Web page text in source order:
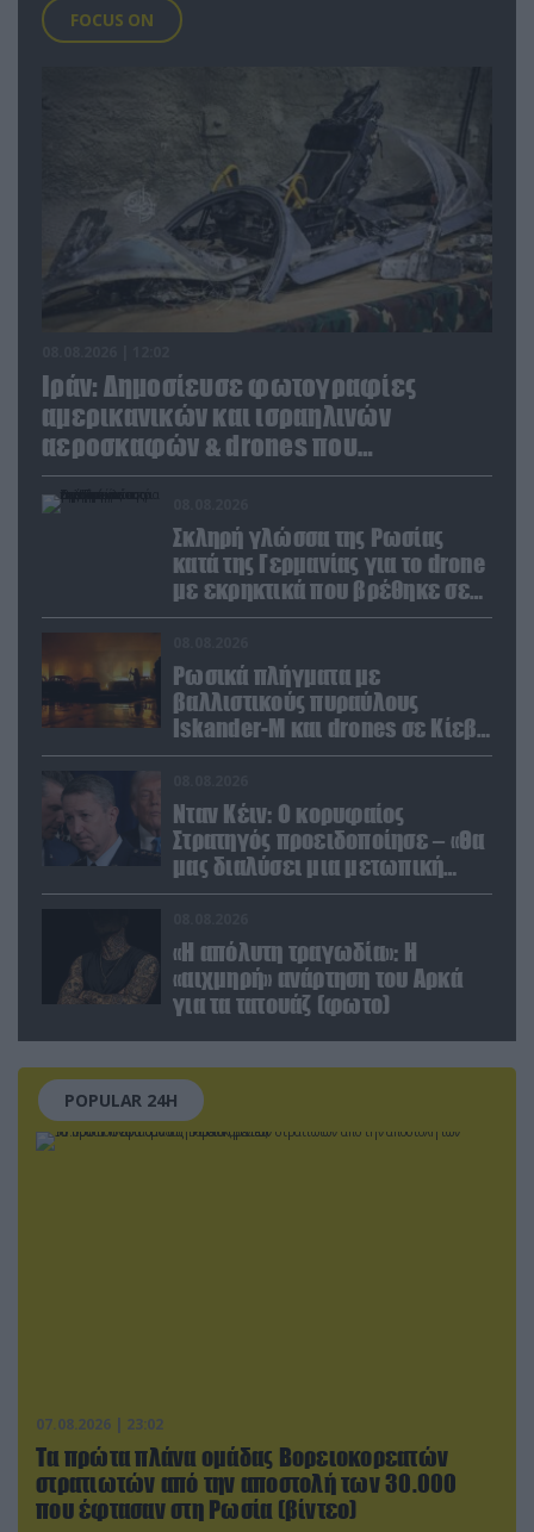
FOCUS ON
Ιράν: Δημοσίευσε φωτογραφίες
αμερικανικών και ισραηλινών
αεροσκαφών & drones που
καταρρίφθηκαν
Σκληρή γλώσσα της Ρωσίας
κατά της Γερμανίας για το drone
με εκρηκτικά που βρέθηκε σε
αεροδρόμιο της Λειψίας
Ρωσικά πλήγματα με
βαλλιστικούς πυραύλους
Iskander-M και drones σε Κίεβο
και Ντνιπροπετρόφσκ: Ισχυρές
Νταν Κέιν: Ο κορυφαίος
Στρατηγός προειδοποίησε – «Θα
μας διαλύσει μια μετωπική
σύγκρουση με το Ιράν» – Τι
«Η απόλυτη τραγωδία»: Η
«αιχμηρή» ανάρτηση του Αρκά
για τα τατουάζ (φωτο)
POPULAR 24H
07.08.2026 | 23:02
Τα πρώτα πλάνα ομάδας Βορειοκορεατών
στρατιωτών από την αποστολή των 30.000
που έφτασαν στη Ρωσία (βίντεο)